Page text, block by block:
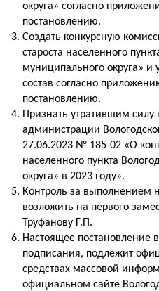
округа» согласно
постановлению.
Создать конкурсную
староста населенного
муниципального округа» и
состав согласно
постановлению.
Признать утратившим силу
администрации
27.06.2023 № 185-02 «О
населенного пункта
округа» в 2023 году».
Контроль за выполнением
возложить на первого
Труфанову Г.П.
Настоящее постановление
подписания, подлежит
средствах массовой
официальном сайте